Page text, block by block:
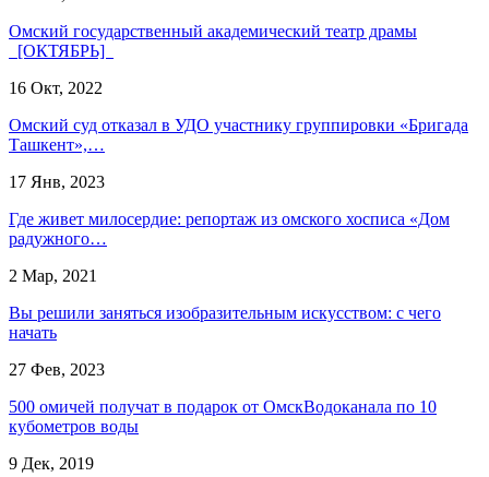
Омский государственный академический театр драмы
[ОКТЯБРЬ]
16 Окт, 2022
Омский суд отказал в УДО участнику группировки «Бригада
Ташкент»,…
17 Янв, 2023
Где живет милосердие: репортаж из омского хосписа «Дом
радужного…
2 Мар, 2021
Вы решили заняться изобразительным искусством: с чего
начать
27 Фев, 2023
500 омичей получат в подарок от ОмскВодоканала по 10
кубометров воды
9 Дек, 2019